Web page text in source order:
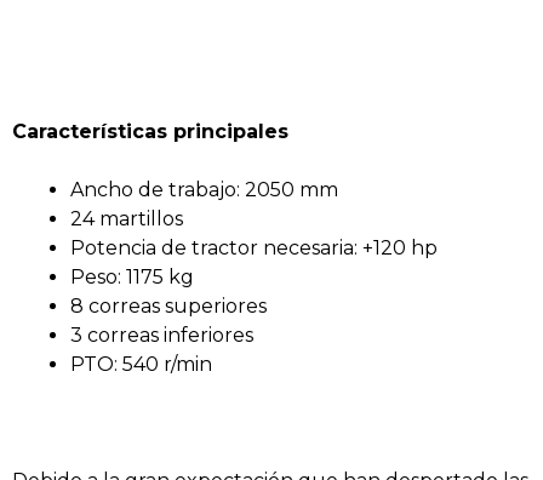
Características principales
Ancho de trabajo: 2050 mm
24 martillos
Potencia de tractor necesaria: +120 hp
Peso: 1175 kg
8 correas superiores
3 correas inferiores
PTO: 540 r/min